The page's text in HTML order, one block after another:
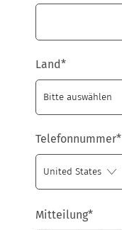
Land*
Telefonnummer*
Mitteilung*